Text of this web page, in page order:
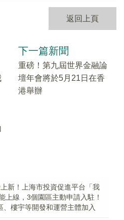
返回上頁
下一篇新聞
重磅！第九屆世界金融論
壇年會將於5月21日在香
港舉辦
新！上海市投資促進平台「我
上線，3個園區主動申請入駐！
、樓宇等開發和運營主體加入